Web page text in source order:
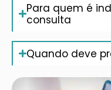
Para quem é
consulta
Quando deve